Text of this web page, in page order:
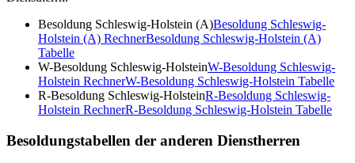
Besoldung Schleswig-Holstein (A)Besoldung Schleswig-
Holstein (A) RechnerBesoldung Schleswig-Holstein (A)
Tabelle
W-Besoldung Schleswig-HolsteinW-Besoldung Schleswig-
Holstein RechnerW-Besoldung Schleswig-Holstein Tabelle
R-Besoldung Schleswig-HolsteinR-Besoldung Schleswig-
Holstein RechnerR-Besoldung Schleswig-Holstein Tabelle
Besoldungstabellen der anderen Dienstherren